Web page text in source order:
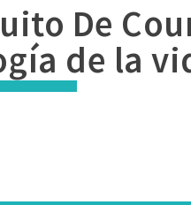
De
de la